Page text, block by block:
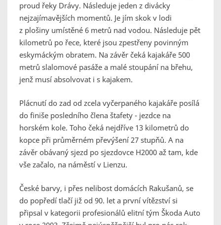
proud řeky Drávy. Následuje jeden z divácky
nejzajímavějších momentů. Je jím skok v lodi
z plošiny umístěné 6 metrů nad vodou. Následuje pět
kilometrů po řece, které jsou zpestřeny povinným
eskymáckým obratem. Na závěr čeká kajakáře 500
metrů slalomové pasáže a malé stoupání na břehu,
jenž musí absolvovat i s kajakem.
Plácnutí do zad od zcela vyčerpaného kajakáře posílá
do finiše posledního člena štafety - jezdce na
horském kole. Toho čeká nejdříve 13 kilometrů do
kopce při průměrném převýšení 27 stupňů. A na
závěr obávaný sjezd po sjezdovce H2000 až tam, kde
vše začalo, na náměstí v Lienzu.
České barvy, i přes nelibost domácích Rakušanů, se
do popředí tlačí již od 90. let a první vítězství si
připsal v kategorii profesionálů elitní tým Škoda Auto